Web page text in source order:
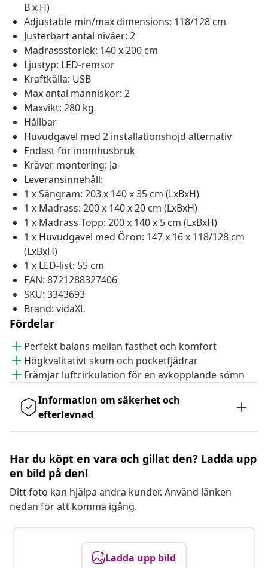
B x H)
Adjustable min/max dimensions: 118/128 cm
Justerbart antal nivåer: 2
Madrassstorlek: 140 x 200 cm
Ljustyp: LED-remsor
Kraftkälla: USB
Max antal människor: 2
Maxvikt: 280 kg
Hållbar
Huvudgavel med 2 installationshöjd alternativ
Endast för inomhusbruk
Kräver montering: Ja
Leveransinnehåll:
1 x Sängram: 203 x 140 x 35 cm (LxBxH)
1 x Madrass: 200 x 140 x 20 cm (LxBxH)
1 x Madrass Topp: 200 x 140 x 5 cm (LxBxH)
1 x Huvudgavel med Öron: 147 x 16 x 118/128 cm
(LxBxH)
1 x LED-list: 55 cm
EAN: 8721288327406
SKU: 3343693
Brand: vidaXL
Fördelar
Perfekt balans mellan fasthet och komfort
Högkvalitativt skum och pocketfjädrar
Främjar luftcirkulation för en avkopplande sömn
Information om säkerhet och
efterlevnad
Har du köpt en vara och gillat den? Ladda upp
en bild på den!
Ditt foto kan hjälpa andra kunder. Använd länken
nedan för att komma igång.
Ladda upp bild